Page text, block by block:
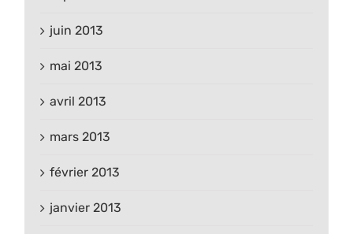
juin 2013
mai 2013
avril 2013
mars 2013
février 2013
janvier 2013